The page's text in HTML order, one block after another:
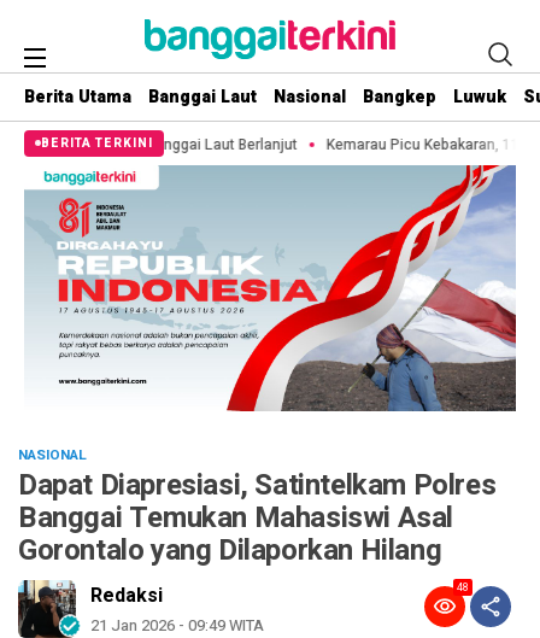
Berita Utama Banggai Laut Nasional Bangkep Luwuk
BERITA TERKINI
Laut Berlanjut Kemarau Picu Kebakaran, 11 Hektare Lahan di Pulau
NASIONAL
Dapat Diapresiasi, Satintelkam Polres
Banggai Temukan Mahasiswi Asal
Gorontalo yang Dilaporkan Hilang
Redaksi
21 Jan 2026 - 09:49 WITA
48